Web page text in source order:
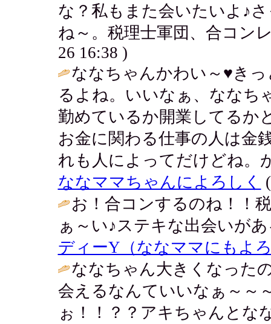
な？私もまた会いたいよ♪
ね～。税理士軍団、合コ
26 16:38 )
ななちゃんかわい～♥き
るよね。いいなぁ、ななち
勤めているか開業してるか
お金に関わる仕事の人は金
れも人によってだけどね。
ななママちゃんによろしく
お！合コンするのね！！
ぁ～い♪ステキな出会いが
ディーY（ななママにもよ
ななちゃん大きくなった
会えるなんていいなぁ～～
ぉ！！？？アキちゃんとな